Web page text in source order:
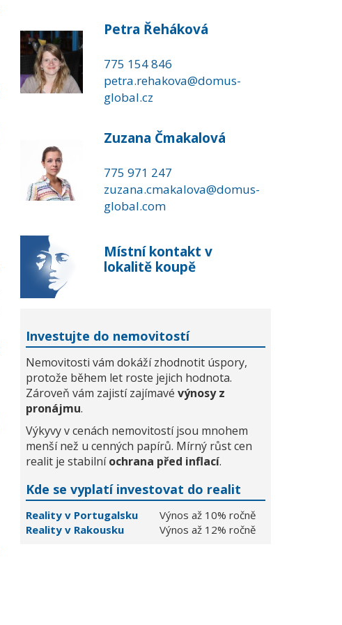
Petra Řeháková
775 154 846
petra.rehakova@domus-
global.cz
Zuzana Čmakalová
775 971 247
zuzana.cmakalova@domus-
global.com
Místní kontakt v
lokalitě koupě
Investujte do nemovitostí
Nemovitosti vám dokáží zhodnotit úspory,
protože během let roste jejich hodnota.
Zároveň vám zajistí zajímavé výnosy z
pronájmu.
Výkyvy v cenách nemovitostí jsou mnohem
menší než u cenných papírů. Mírný růst cen
realit je stabilníochrana před inflací.
Kde se vyplatí investovat do realit
Reality v Portugalsku
Výnos až 10% ročně
Reality v Rakousku
Výnos až 12% ročně